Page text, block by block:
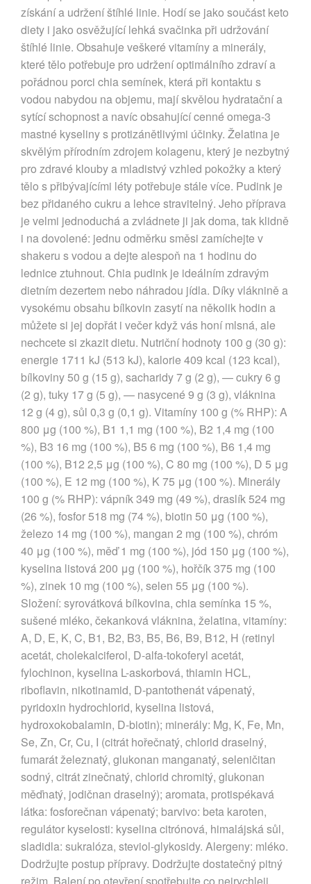
získání a udržení štíhlé linie. Hodí se jako součást keto
diety i jako osvěžující lehká svačinka při udržování
štíhlé linie. Obsahuje veškeré vitamíny a minerály,
které tělo potřebuje pro udržení optimálního zdraví a
pořádnou porci chia semínek, která při kontaktu s
vodou nabydou na objemu, mají skvělou hydratační a
sytící schopnost a navíc obsahující cenné omega-3
mastné kyseliny s protizánětlivými účinky. Želatina je
skvělým přírodním zdrojem kolagenu, který je nezbytný
pro zdravé klouby a mladistvý vzhled pokožky a který
tělo s přibývajícími léty potřebuje stále více. Pudink je
bez přidaného cukru a lehce stravitelný. Jeho příprava
je velmi jednoduchá a zvládnete ji jak doma, tak klidně
i na dovolené: jednu odměrku směsi zamíchejte v
shakeru s vodou a dejte alespoň na 1 hodinu do
lednice ztuhnout. Chia pudink je ideálním zdravým
dietním dezertem nebo náhradou jídla. Díky vláknině a
vysokému obsahu bílkovin zasytí na několik hodin a
můžete si jej dopřát i večer když vás honí mlsná, ale
nechcete si zkazit dietu. Nutriční hodnoty 100 g (30 g):
energie 1711 kJ (513 kJ), kalorie 409 kcal (123 kcal),
bílkoviny 50 g (15 g), sacharidy 7 g (2 g), — cukry 6 g
(2 g), tuky 17 g (5 g), — nasycené 9 g (3 g), vláknina
12 g (4 g), sůl 0,3 g (0,1 g). Vitamíny 100 g (% RHP): A
800 μg (100 %), B1 1,1 mg (100 %), B2 1,4 mg (100
%), B3 16 mg (100 %), B5 6 mg (100 %), B6 1,4 mg
(100 %), B12 2,5 μg (100 %), C 80 mg (100 %), D 5 μg
(100 %), E 12 mg (100 %), K 75 μg (100 %). Minerály
100 g (% RHP): vápník 349 mg (49 %), draslík 524 mg
(26 %), fosfor 518 mg (74 %), biotin 50 μg (100 %),
železo 14 mg (100 %), mangan 2 mg (100 %), chróm
40 μg (100 %), měď 1 mg (100 %), jód 150 μg (100 %),
kyselina listová 200 μg (100 %), hořčík 375 mg (100
%), zinek 10 mg (100 %), selen 55 μg (100 %).
Složení: syrovátková bílkovina, chia semínka 15 %,
sušené mléko, čekanková vláknina, želatina, vitamíny:
A, D, E, K, C, B1, B2, B3, B5, B6, B9, B12, H (retinyl
acetát, cholekalciferol, D-alfa-tokoferyl acetát,
fylochinon, kyselina L-askorbová, thiamin HCL,
riboflavin, nikotinamid, D-pantothenát vápenatý,
pyridoxin hydrochlorid, kyselina listová,
hydroxokobalamin, D-biotin); minerály: Mg, K, Fe, Mn,
Se, Zn, Cr, Cu, I (citrát hořečnatý, chlorid draselný,
fumarát železnatý, glukonan manganatý, seleničitan
sodný, citrát zinečnatý, chlorid chromitý, glukonan
měďnatý, jodičnan draselný); aromata, protispékavá
látka: fosforečnan vápenatý; barvivo: beta karoten,
regulátor kyselosti: kyselina citrónová, himalájská sůl,
sladidla: sukralóza, steviol-glykosidy. Alergeny: mléko.
Dodržujte postup přípravy. Dodržujte dostatečný pitný
režim. Balení po otevření spotřebujte co nejrychleji.